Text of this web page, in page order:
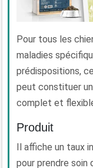
Pour tous les
maladies
prédispositions,
peut constituer
complet et
Produit
Il affiche un taux
pour prendre soin